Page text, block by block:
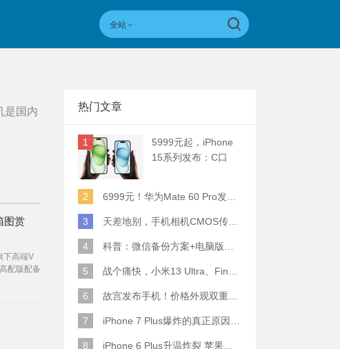
全站
是国内
图赏
下高端V
配版配备
热门文章
1
5999元起，iPhone
15系列发布：C口
2
6999元！华为Mate 60 Pro发布：麒麟9000S+卫星通话 (附初步跑分)
3 天差地别，手机相机CMOS传感器实际面积对比
4 科普：微信备份方案+电脑版丢失数据恢复指南
5 战个痛快，小米13 Ultra、Find X6 Pro、vivo X90 Pro+、小米12SU拍照横评
6 故宫发布手机！价格外观双重逆天！
7 iPhone 7 Plus爆炸的真正原因原来是这样
8 iPhone 6 Plus升温炸裂 苹果赔了一部全新的